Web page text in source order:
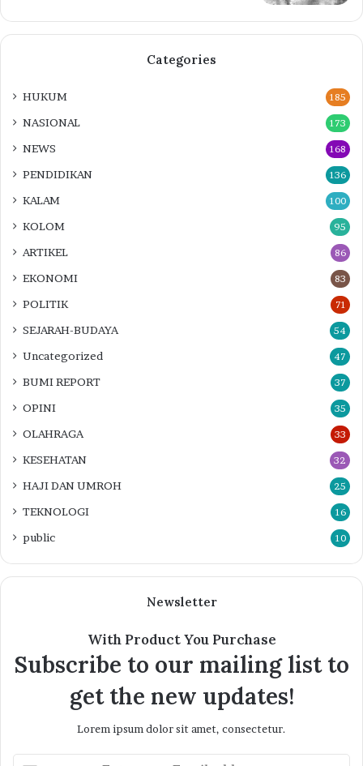
Categories
HUKUM 185
NASIONAL 173
NEWS 168
PENDIDIKAN 136
KALAM 100
KOLOM 95
ARTIKEL 86
EKONOMI 83
POLITIK 71
SEJARAH-BUDAYA 54
Uncategorized 47
BUMI REPORT 37
OPINI 35
OLAHRAGA 33
KESEHATAN 32
HAJI DAN UMROH 25
TEKNOLOGI 16
public 10
Newsletter
With Product You Purchase
Subscribe to our mailing list to
get the new updates!
Lorem ipsum dolor sit amet, consectetur.